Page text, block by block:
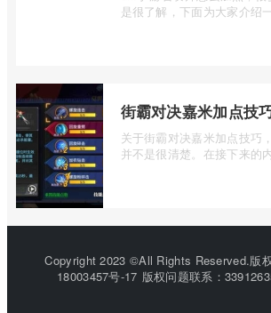
是很了解，下面为大家介绍
街霸对决嘉米加点技
关于街霸对决嘉米加点技巧
并不是很清楚。在接下来的
Copyright 2023 ©All Rights Reserved.版
18003457号-17 版权问题联系：